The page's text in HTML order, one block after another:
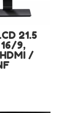
21.5
16/9,
/